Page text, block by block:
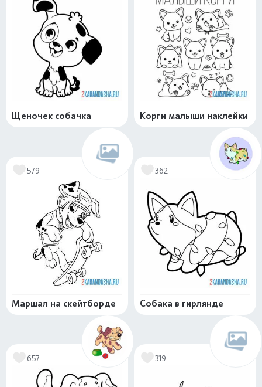
Щеночек собачка Корги малыши наклейки
579
Маршал на скейтборде
362
Собака в гирлянде
657 319